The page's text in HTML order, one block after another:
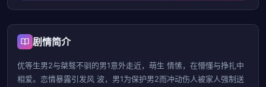
剧情简介
优等生男2与桀骜不驯的男1意外走近，萌生 情愫，在懵懂与挣扎中
相爱。恋情暴露引发风 波，男1为保护男2而冲动伤人被家人强制送